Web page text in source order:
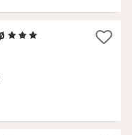
1
, 3 Sterren